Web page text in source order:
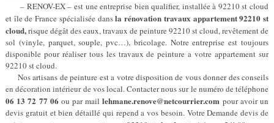
– RENOV-EX – est une entreprise bien qualifier, installée à 92210 st cloud
et île de France spécialisée dansla rénovation travaux appartement 92210 st
cloud,risque dégât des eaux, travaux de peinture 92210 st cloud, revêtement de
sol (vinyle, parquet, souple, pvc…), bricolage. Notre entreprise est toujours
disponible pour réaliser tous les travaux de peinture a votre appartement sur
92210 st cloud.
Nos artisans de peinture est a votre disposition de vous donner des conseils
en décoration intérieur de vos local. Contacter nous sur le numéro de téléphone
06 13 72 77 06 ou par maillehmane.renove@netcourrier.com pour avoir un
devis gratuit et bien détaillé qui repend a vos besoin. Votre Demande devis de